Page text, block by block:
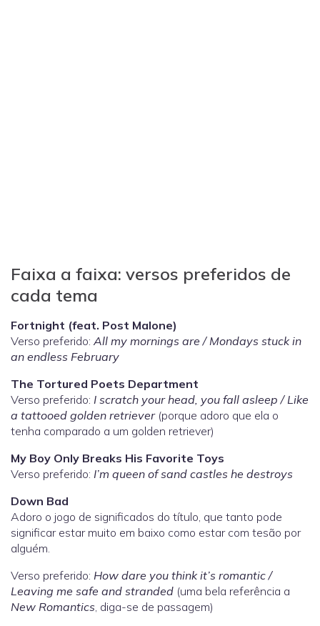
Faixa a faixa: versos preferidos de
cada tema
Fortnight (feat. Post Malone)
Verso preferido: All my mornings are / Mondays stuck in
an endless February
The Tortured Poets Department
Verso preferido: I scratch your head, you fall asleep / Like
a tattooed golden retriever(porque adoro que ela o
tenha comparado a um golden retriever)
My Boy Only Breaks His Favorite Toys
Verso preferido: I’m queen of sand castles he destroys
Down Bad
Adoro o jogo de significados do título, que tanto pode
significar estar muito em baixo como estar com tesão por
alguém.
Verso preferido: How dare you think it’s romantic /
Leaving me safe and stranded (uma bela referência a
New Romantics, diga-se de passagem)